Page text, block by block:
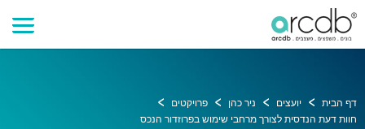
דף הבית יועצים ניר כהן
פרויקטים
חוות דעת הנדסית לצורך מרחבי שימוש בפרוזדור הנכס